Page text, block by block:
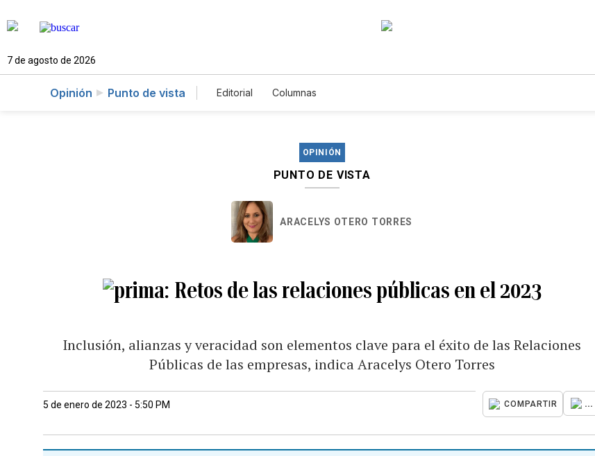
7 de agosto de 2026
Opinión Punto de vista Editorial Columnas
OPINIÓN
PUNTO DE VISTA
ARACELYS OTERO TORRES
Retos de las relaciones públicas en el 2023
Inclusión, alianzas y veracidad son elementos clave para el éxito de las Relaciones
Públicas de las empresas, indica Aracelys Otero Torres
5 de enero de 2023 - 5:50 PM COMPARTIR ...